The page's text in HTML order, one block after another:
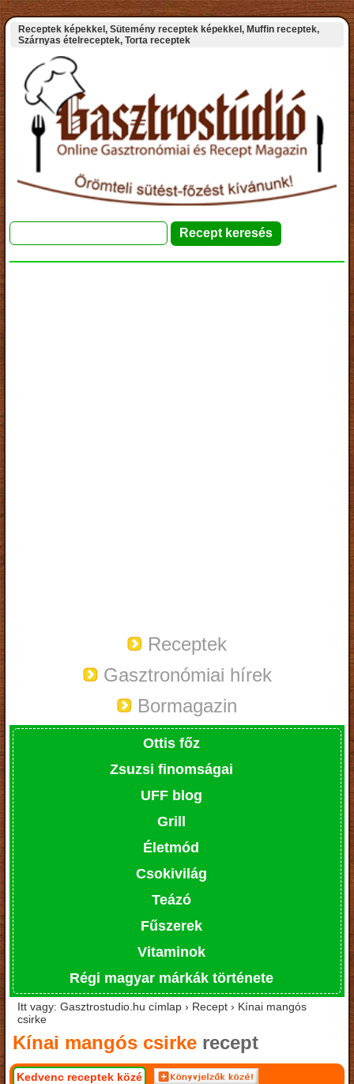
Receptek képekkel, Sütemény receptek képekkel, Muffin receptek,
Szárnyas ételreceptek, Torta receptek
Receptek
Gasztronómiai hírek
Bormagazin
Ottis főz
Zsuzsi finomságai
UFF blog
Grill
Életmód
Csokivilág
Teázó
Fűszerek
Vitaminok
Régi magyar márkák története
Itt vagy: Gasztrostudio.hu címlap › Recept › Kínai mangós
csirke
Kínai mangós csirke recept
Kedvenc receptek közé